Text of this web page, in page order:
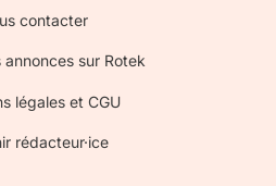
contacter
sur Rotek
légales et CGU
rédacteur·ice